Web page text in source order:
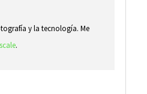
y la tecnología. Me
.